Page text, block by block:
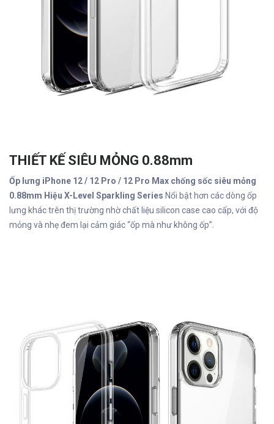
THIẾT KẾ SIÊU MỎNG 0.88mm
Ốp lưng iPhone 12 / 12 Pro / 12 Pro Max chống sốc siêu mỏng
0.88mm Hiệu X-Level Sparkling Series Nổi bật hơn các dòng ốp
lưng khác trên thị trường nhờ chất liệu silicon case cao cấp, với độ
mỏng và nhẹ đem lại cảm giác “ốp mà như không ốp”.